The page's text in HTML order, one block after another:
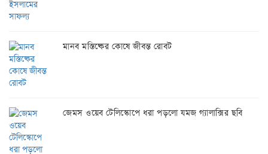
মানব মস্তিষ্কের কোষে জীবন্ত রোবট
জেমস ওয়েব টেলিস্কোপে ধরা পড়লো যমজ গ্যালাক্সির ছবি